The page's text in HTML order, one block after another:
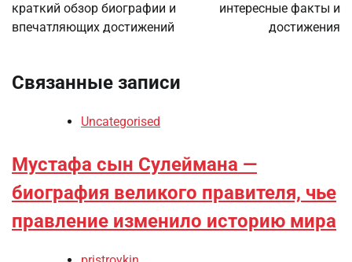
записям
краткий обзор биографии и
впечатляющих достижений
интересные факты и
достижения
Связанные записи
Uncategorised
Мустафа сын Сулеймана —
биография великого правителя, чье
правление изменило историю мира